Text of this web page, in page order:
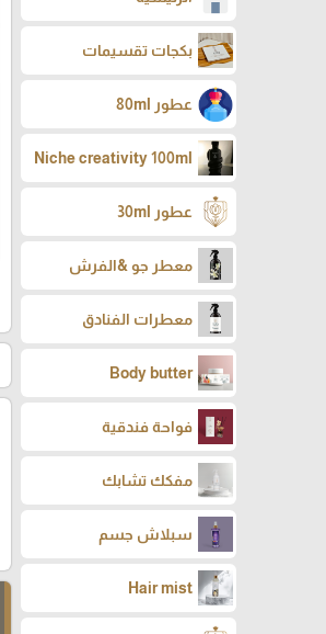
بكجات تقسيمات
عطور 80ml
Niche creativity 100ml
عطور 30ml
معطر جو &الفرش
معطرات الفنادق
Body butter
فواحة فندقية
مفكك تشابك
سبلاش جسم
Hair mist